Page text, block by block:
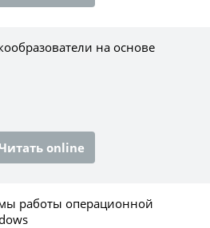
на основе
Читать online
работы операционной